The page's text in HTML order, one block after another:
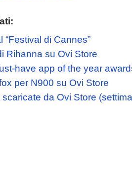
“Festival di Cannes”
Rihanna su Ovi Store
have app of the year
per N900 su Ovi Store
da Ovi Store